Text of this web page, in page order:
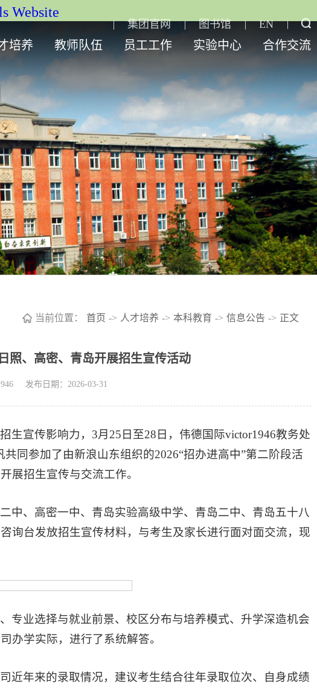
Website
集团官网 图书馆 EN
培养 教师队伍 员工工作 实验中心 合作交流
当前位置： 首页 -> 人才培养 -> 本科教育 -> 信息公告 -> 正文
照、高密、青岛开展招生宣传活动
发布日期：2026-03-31
生宣传影响力，3月25日至28日，伟德国际victor1946教务处
同参加了由新浪山东组织的2026“招办进高中”第二阶段活
展招生宣传与交流工作。
中、高密一中、青岛实验高级中学、青岛二中、青岛五十八
询台发放招生宣传材料，与考生及家长进行面对面交流，现
专业选择与就业前景、校区分布与培养模式、升学深造机会
办学实际，进行了系统解答。
近年来的录取情况，建议考生结合往年录取位次、自身成绩